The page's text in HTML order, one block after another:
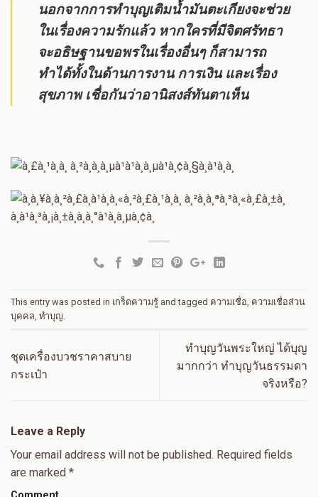
นอกจากการทำบุญเติมน้ำมันตะเกียงจะช่วย
ในเรื่องความรักแล้ว หากใครที่มีจิตศรัทธา
จะอธิษฐานขอพรในเรื่องอื่นๆ ก็สามารถ
ทำได้ทั้งในด้านการงาน การเงิน และเรื่อง
สุขภาพ เชื่อกันว่าอานิสงส์ทันตาเห็น
This entry was posted in เกร็ดความรู้ and tagged ความเชื่อ ความเชื่อส่วน
บุคคล ทำบุญ
ชุดเครื่องบวชราคาสบาย
กระเป๋า
ทำบุญวันพระใหญ่ ได้บุญ
มากกว่า ทำบุญวันธรรมดา
จริงหรือ?
Leave a Reply
Your email address will not be published. Required fields
are marked *